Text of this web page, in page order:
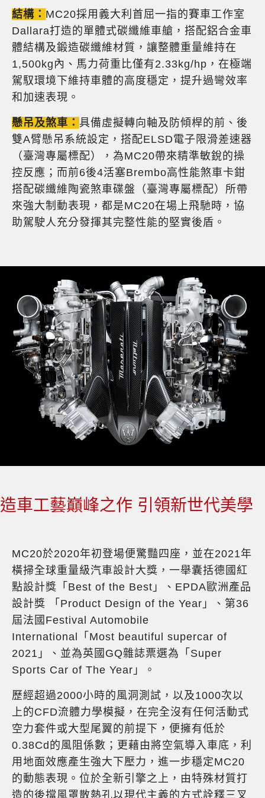
結構： MC20採用義大利首屈一指的賽車工作室
Dallara打造的單體式碳纖維車艙，搭配鋁合金車
體結構及鍛造碳纖維材質，讓整體重量維持在
1,500kg內、馬力荷重比僅有2.33kg/hp，在極端
駕馭環境下維持車體的高度穩定，提升過彎效率
和加速表現。
懸吊及煞車： 具備虛擬轉向軸及防傾桿的前、後
雙A臂懸吊系統設定，搭配ELSD電子限滑差速器
（臺灣專屬標配），為MC20帶來精準敏銳的操
控反應；而前6後4活塞Brembo高性能煞車卡鉗
搭配碳纖維陶瓷煞車碟盤（臺灣專屬標配）所帶
來強大制動表現，都是MC20在場上飛馳時，協
助駕駛人充分發揮其完整性能的堅實後盾。
造車工藝巔峰之作 引領新世代美學
MC20於2020年初登場便驚豔四座，並在2021年
橫掃全球重量級汽車設計大獎，一舉囊括德國紅
點設計獎「Best of the Best」、EPDA歐洲產品
設計獎 「Product Design of the Year」、第36
屆法國Festival Automobile
International「Most beautiful supercar of
2021」、並為英國GQ雜誌票選為「Super
Sports Car of The Year」。
歷經超過2000小時的風洞測試，以及1000次以
上的CFD流體力學模擬，在完全沒有任何活動式
空力套件或大型尾翼的前提下，便擁有低於
0.38Cd的風阻係數；更藉由將空氣導入車底，利
用地面效應產生強大下壓力，進一步穩定MC20
的動態表現。位於全新引擎之上，由特殊材質打
造的後擋風罩散熱孔以現代主義的方式詮釋三叉